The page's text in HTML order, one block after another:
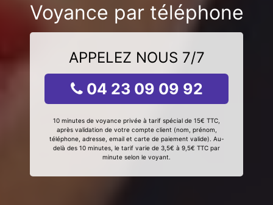
Voyance par téléphone
APPELEZ NOUS 7/7
04 23 09 09 92
10 minutes de voyance privée à tarif spécial de 15€ TTC,
après validation de votre compte client (nom, prénom,
téléphone, adresse, email et carte de paiement valide). Au-
delà des 10 minutes, le tarif varie de 3,5€ à 9,5€ TTC par
minute selon le voyant.